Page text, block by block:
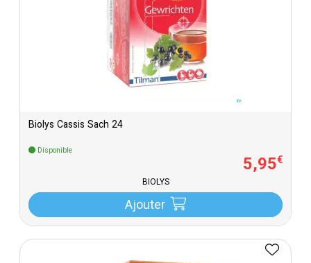
Biolys Cassis Sach 24
Disponible
5,95€
BIOLYS
Ajouter